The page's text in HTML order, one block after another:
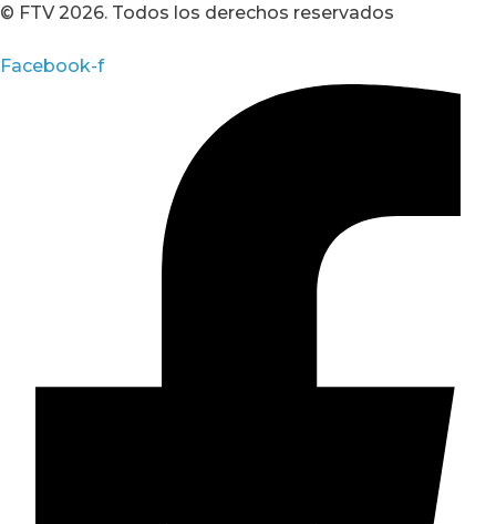
© FTV 2026. Todos los derechos reservados
Facebook-f